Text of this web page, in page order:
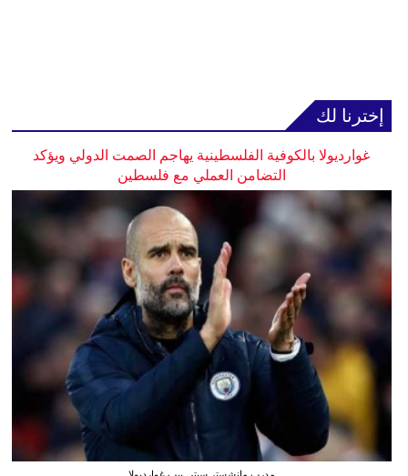
إخترنا لك
غوارديولا بالكوفية الفلسطينية يهاجم الصمت الدولي ويؤكد
التضامن العملي مع فلسطين